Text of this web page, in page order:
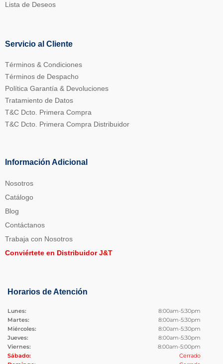
Lista de Deseos
Servicio al Cliente
Términos & Condiciones
Términos de Despacho
Política Garantía & Devoluciones
Tratamiento de Datos
T&C Dcto. Primera Compra
T&C Dcto. Primera Compra Distribuidor
Información Adicional
Nosotros
Catálogo
Blog
Contáctanos
Trabaja con Nosotros
Conviértete en Distribuidor J&T
Horarios de Atención
Lunes:
8:00am-5:30pm
Martes:
8:00am-5:30pm
Miércoles:
8:00am-5:30pm
Jueves:
8:00am-5:30pm
Viernes:
8:00am-5:00pm
Sábado:
Cerrado